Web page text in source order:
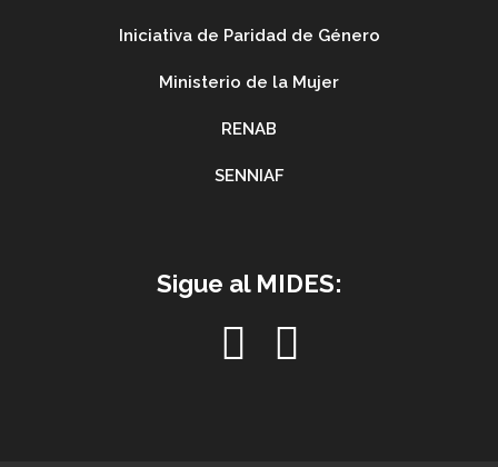
Iniciativa de Paridad de Género
Ministerio de la Mujer
RENAB
SENNIAF
Sigue al MIDES: